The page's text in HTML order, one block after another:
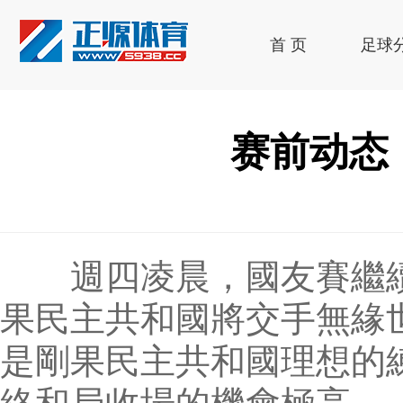
首 页 足球
赛前动态
週四凌晨，國友賽繼
果民主共和國將交手無緣
是剛果民主共和國理想